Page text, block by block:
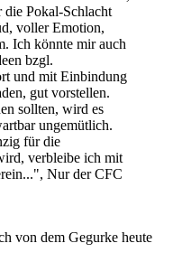
die Pokal-Schlacht
voller Emotion,
Ich könnte mir auch
bzgl.
und mit Einbindung
gut vorstellen.
sollten, wird es
ungemütlich.
für die
verbleibe ich mit
Nur der CFC
von dem Gegurke heute